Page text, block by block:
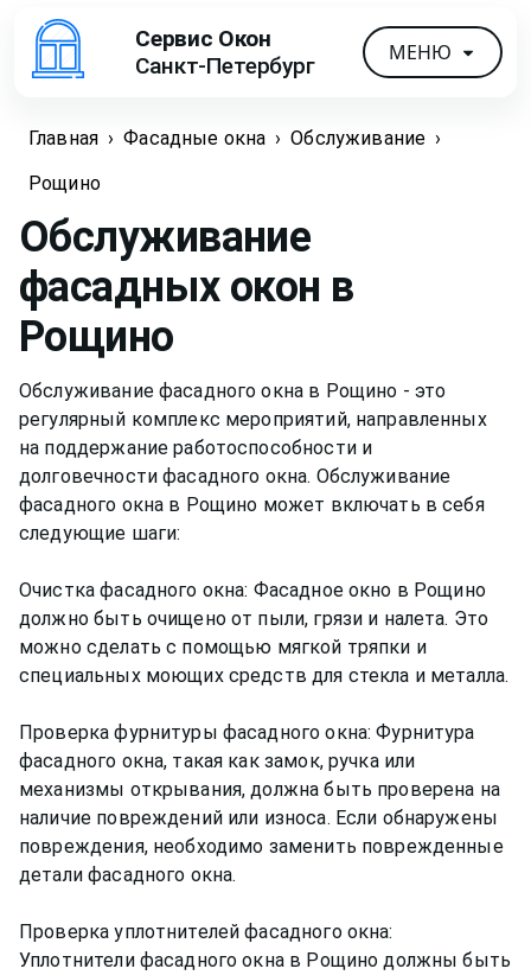
Сервис Окон
Санкт-Петербург
МЕНЮ
Главная › Фасадные окна › Обслуживание ›
Рощино
Обслуживание
фасадных окон в
Рощино
Обслуживание фасадного окна в Рощино - это
регулярный комплекс мероприятий, направленных
на поддержание работоспособности и
долговечности фасадного окна. Обслуживание
фасадного окна в Рощино может включать в себя
следующие шаги:
Очистка фасадного окна: Фасадное окно в Рощино
должно быть очищено от пыли, грязи и налета. Это
можно сделать с помощью мягкой тряпки и
специальных моющих средств для стекла и металла.
Проверка фурнитуры фасадного окна: Фурнитура
фасадного окна, такая как замок, ручка или
механизмы открывания, должна быть проверена на
наличие повреждений или износа. Если обнаружены
повреждения, необходимо заменить поврежденные
детали фасадного окна.
Проверка уплотнителей фасадного окна:
Уплотнители фасадного окна в Рощино должны быть